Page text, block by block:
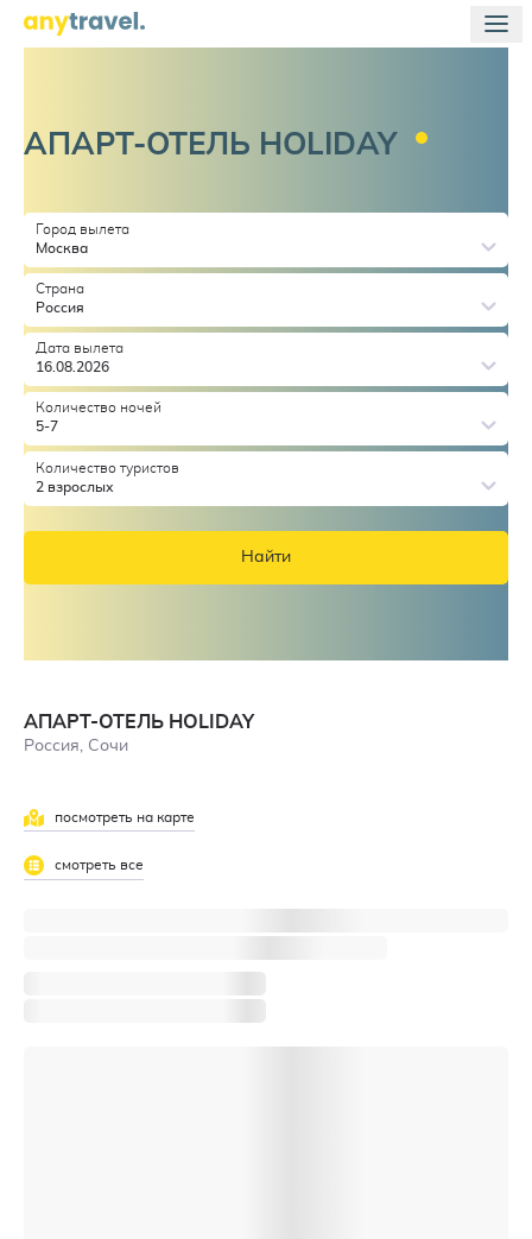
АПАРТ-ОТЕЛЬ HOLIDAY
Город вылета
Москва
Страна
Россия
Дата вылета
16.08.2026
Количество ночей
5-7
Количество туристов
2 взрослых
Найти
АПАРТ-ОТЕЛЬ HOLIDAY
Россия, Сочи
посмотреть на карте
смотреть все